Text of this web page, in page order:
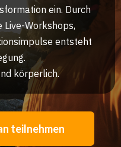
ein. Durch
Workshops,
entsteht
körperlich.
teilnehmen